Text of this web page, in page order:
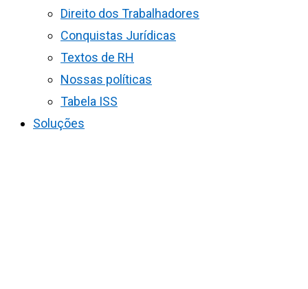
Direito dos Trabalhadores
Conquistas Jurídicas
Textos de RH
Nossas políticas
Tabela ISS
Soluções